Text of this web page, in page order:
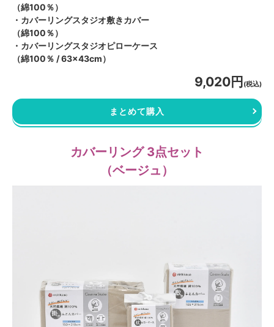
（綿100％）
・カバーリングスタジオ敷きカバー
（綿100％）
・カバーリングスタジオピローケース
（綿100％ / 63×43cm）
9,020円 (税込)
まとめて購入
カバーリング 3点セット
（ベージュ）